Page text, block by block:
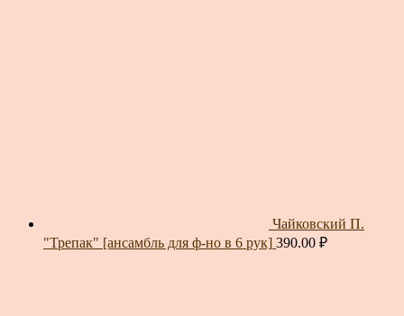
Чайковский П.
"Трепак" [ансамбль для ф-но в 6 рук] 390.00 ₽